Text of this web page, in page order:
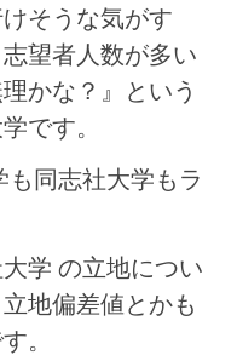
そうな気がす
望者人数が多い
かな？』という
です。
同志社大学もラ
学 の立地につい
地偏差値とかも
。